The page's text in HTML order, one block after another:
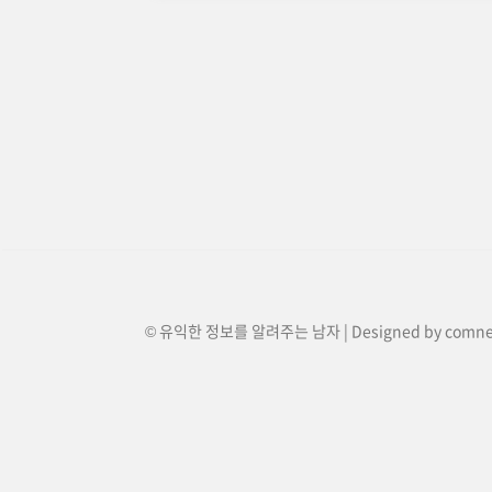
© 유익한 정보를 알려주는 남자 | Designed by